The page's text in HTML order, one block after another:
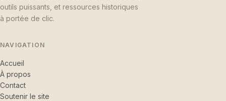
outils puissants, et ressources historiques
à portée de clic.
NAVIGATION
Accueil
À propos
Contact
Soutenir le site